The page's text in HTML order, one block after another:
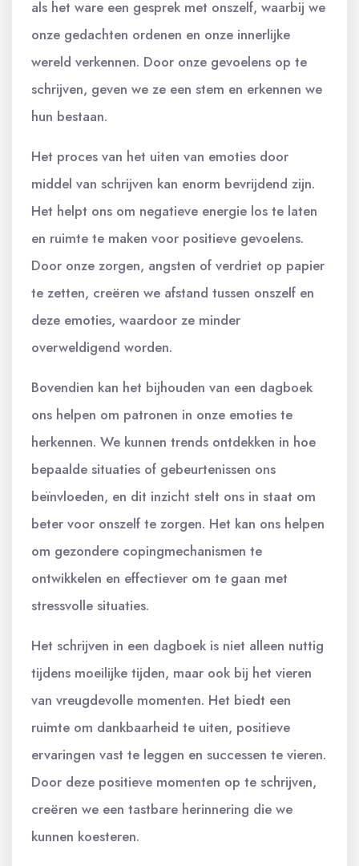
als het ware een gesprek met onszelf, waarbij we
onze gedachten ordenen en onze innerlijke
wereld verkennen. Door onze gevoelens op te
schrijven, geven we ze een stem en erkennen we
hun bestaan.
Het proces van het uiten van emoties door
middel van schrijven kan enorm bevrijdend zijn.
Het helpt ons om negatieve energie los te laten
en ruimte te maken voor positieve gevoelens.
Door onze zorgen, angsten of verdriet op papier
te zetten, creëren we afstand tussen onszelf en
deze emoties, waardoor ze minder
overweldigend worden.
Bovendien kan het bijhouden van een dagboek
ons helpen om patronen in onze emoties te
herkennen. We kunnen trends ontdekken in hoe
bepaalde situaties of gebeurtenissen ons
beïnvloeden, en dit inzicht stelt ons in staat om
beter voor onszelf te zorgen. Het kan ons helpen
om gezondere copingmechanismen te
ontwikkelen en effectiever om te gaan met
stressvolle situaties.
Het schrijven in een dagboek is niet alleen nuttig
tijdens moeilijke tijden, maar ook bij het vieren
van vreugdevolle momenten. Het biedt een
ruimte om dankbaarheid te uiten, positieve
ervaringen vast te leggen en successen te vieren.
Door deze positieve momenten op te schrijven,
creëren we een tastbare herinnering die we
kunnen koesteren.